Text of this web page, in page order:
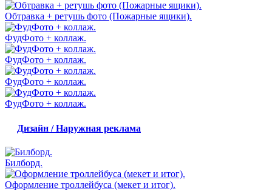
Обтравка + ретушь фото (Пожарные ящики).
ФудФото + коллаж.
ФудФото + коллаж.
ФудФото + коллаж.
ФудФото + коллаж.
Дизайн / Наружная реклама
Билборд.
Оформление троллейбуса (мекет и итог).